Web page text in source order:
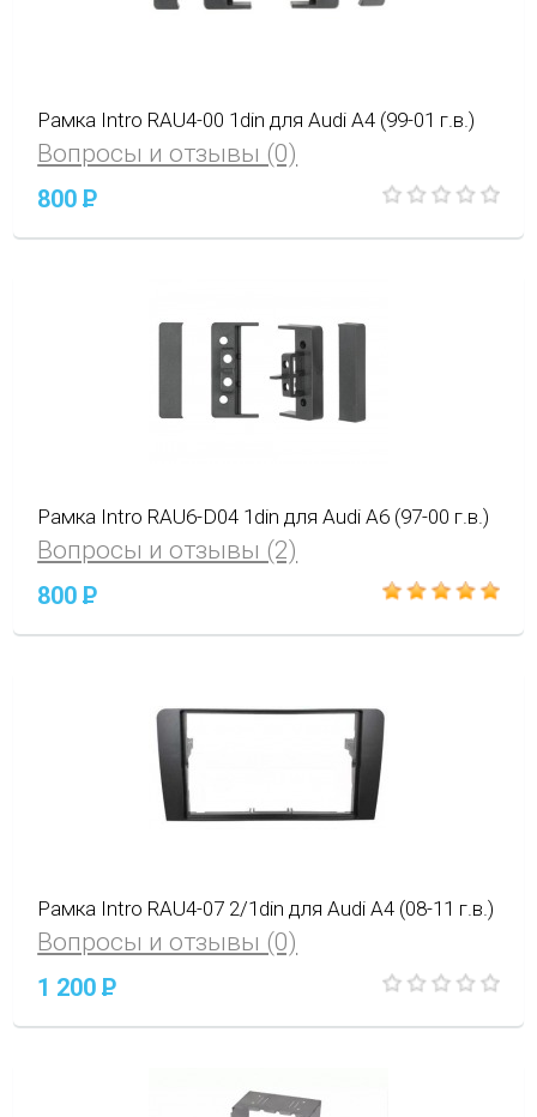
Рамка Intro RAU4-00 1din для Audi A4 (99-01 г.в.)
Вопросы и отзывы (0)
800P
Рамка Intro RAU6-D04 1din для Audi A6 (97-00 г.в.)
Вопросы и отзывы (2)
800P
Рамка Intro RAU4-07 2/1din для Audi A4 (08-11 г.в.)
Вопросы и отзывы (0)
1 200P